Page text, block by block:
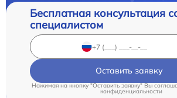
Бесплатная консультация
специалистом
Оставить заявку
Нажимая на кнопку "Оставить заявку" Вы
конфиденциальности